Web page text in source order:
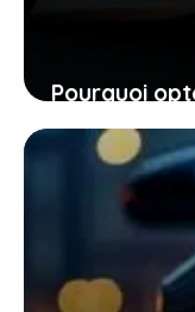
Pourquoi
location de
étape
24 janvier 2026